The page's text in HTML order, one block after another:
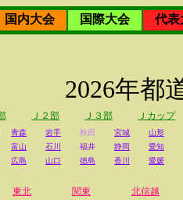
国内大会 国際大会
代表
2026年都
Ｊ２部 Ｊ３部 Ｊカップ
青森 岩手 秋田 宮城
山形
富山 石川 福井 静岡
愛知
広島 山口 徳島 香川 愛媛
東北 関東 北信越